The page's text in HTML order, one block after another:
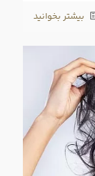
بیشتر بخوانید